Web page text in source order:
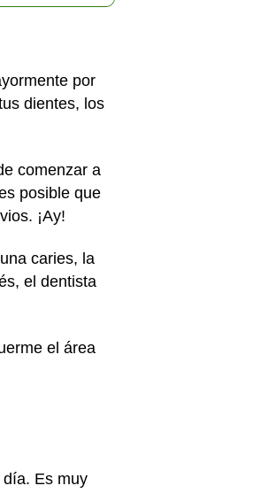
por
dientes, los
comenzar a
posible que
¡Ay!
caries, la
el dentista
el área
Es muy